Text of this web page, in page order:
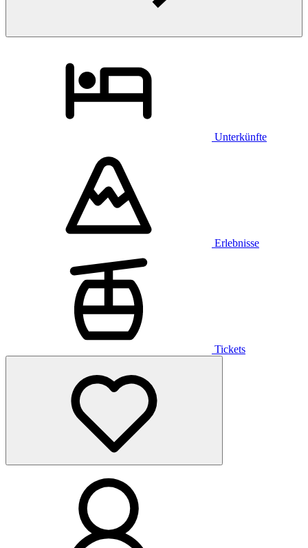
Unterkünfte
Erlebnisse
Tickets